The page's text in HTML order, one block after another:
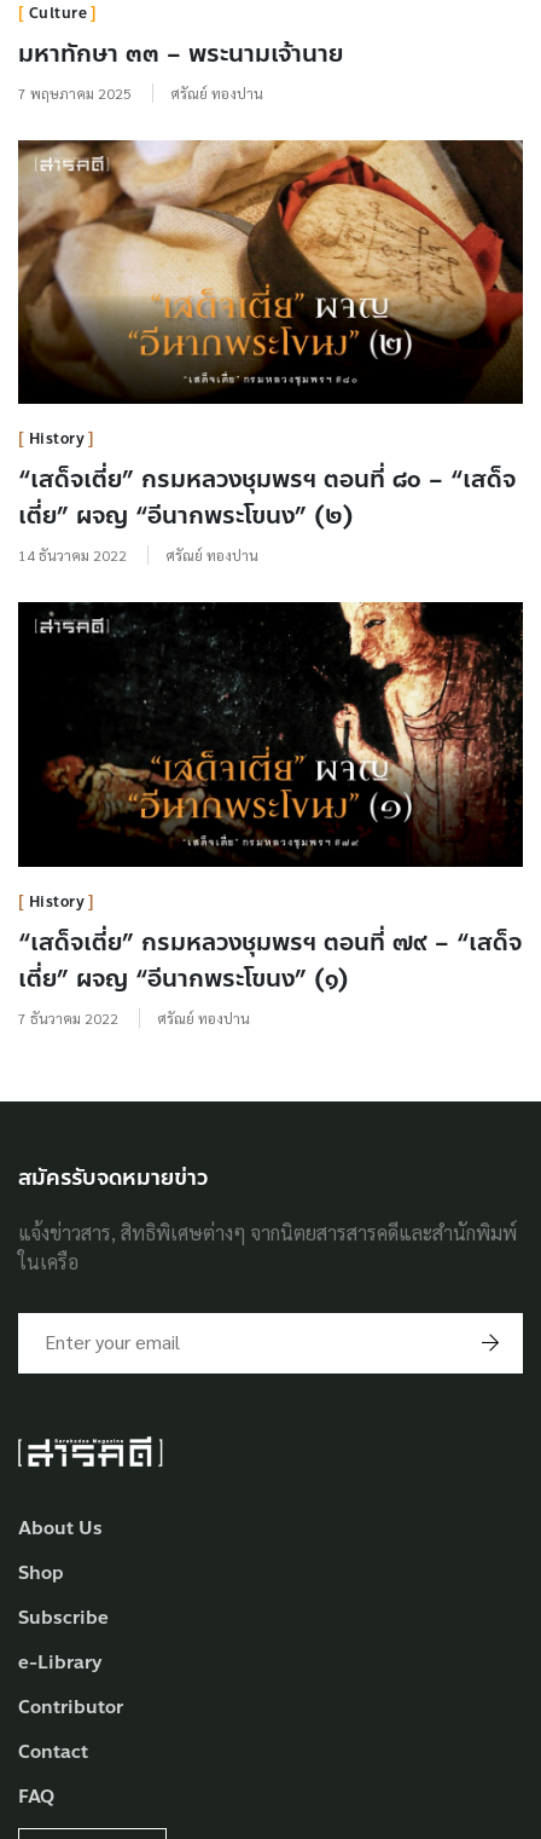
Culture
มหาทักษา ๓๓ – พระนามเจ้านาย
7 พฤษภาคม 2025 ศรัณย์ ทองปาน
History
“เสด็จเตี่ย” กรมหลวงชุมพรฯ ตอนที่ ๘๐ – “เสด็จ
เตี่ย” ผจญ “อีนากพระโขนง” (๒)
14 ธันวาคม 2022 ศรัณย์ ทองปาน
History
“เสด็จเตี่ย” กรมหลวงชุมพรฯ ตอนที่ ๗๙ – “เสด็จ
เตี่ย” ผจญ “อีนากพระโขนง” (๑)
7 ธันวาคม 2022 ศรัณย์ ทองปาน
About Us
Shop
Subscribe
e-Library
Contributor
Contact
FAQ
สมัครรับจดหมายข่าว
แจ้งข่าวสาร, สิทธิพิเศษต่างๆ จากนิตยสารสารคดีและสำนักพิมพ์
ในเครือ